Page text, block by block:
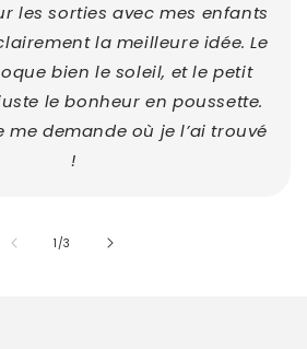
les sorties avec mes enfants
la meilleure idée. Le
bien le soleil, et le petit
le bonheur en poussette.
me demande où je l’ai trouvé
!
1 /de
3